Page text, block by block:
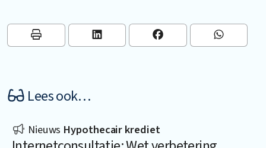
Lees ook…
Nieuws Hypothecair krediet